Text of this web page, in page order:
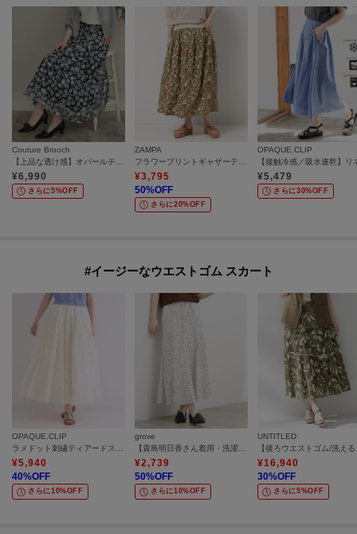
Couture Brooch
¥6,990
さらに5%OFF
ZAMPA
¥3,795
50%OFF
さらに20%OFF
OPAQUE.CLIP
¥5,479
さらに30%OFF
#イージーなウエストゴム スカート
OPAQUE.CLIP
ラメドット刺繍ティアードスカート【洗える】
¥5,940
40%OFF
さらに10%OFF
grove
【貴島明日香さん着用・洗濯機OK】軽やかに揺れる、マーメイドスカート
¥2,739
50%OFF
さらに10%OFF
UNTITLED
【後
¥16,940
30%OFF
さらに5%OFF